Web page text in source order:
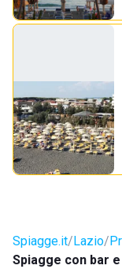
Spiagge.it Lazio
Spiagge con bar